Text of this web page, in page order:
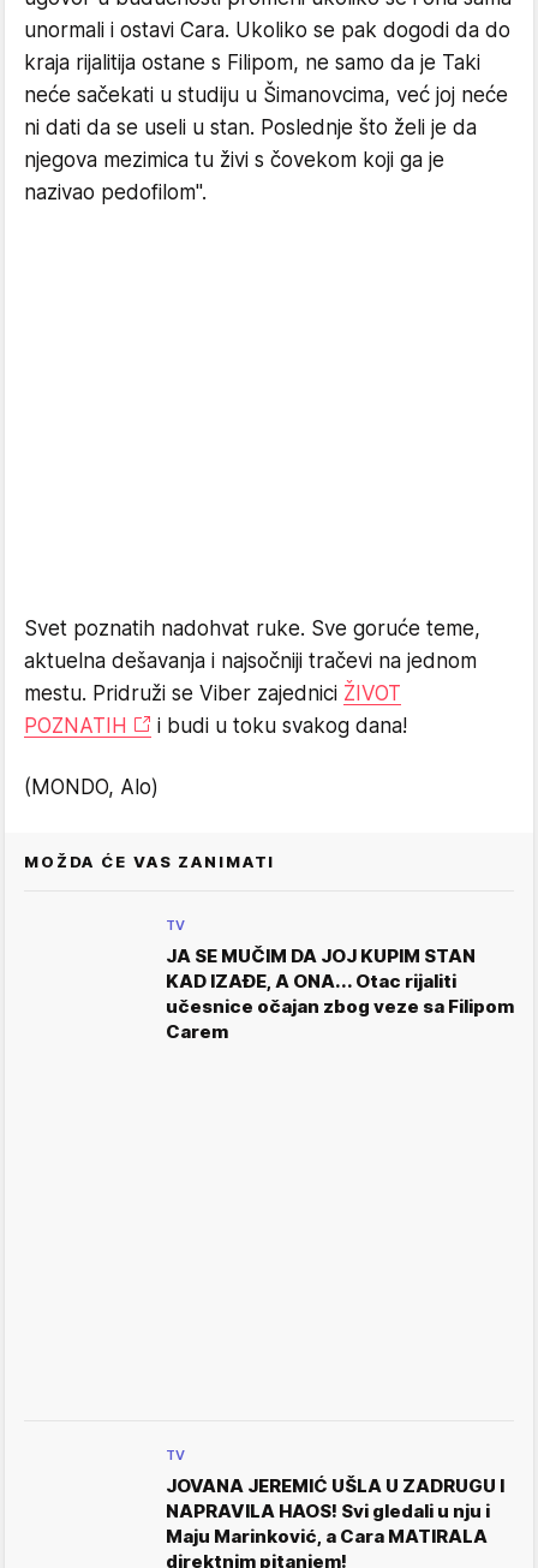
unormali i ostavi Cara. Ukoliko se pak dogodi da do
kraja rijalitija ostane s Filipom, ne samo da je Taki
neće sačekati u studiju u Šimanovcima, već joj neće
ni dati da se useli u stan. Poslednje što želi je da
njegova mezimica tu živi s čovekom koji ga je
nazivao pedofilom".
Svet poznatih nadohvat ruke. Sve goruće teme,
aktuelna dešavanja i najsočniji tračevi na jednom
mestu. Pridruži se Viber zajednici ŽIVOT
POZNATIH
i budi u toku svakog dana!
(MONDO, Alo)
MOŽDA ĆE VAS ZANIMATI
TV
JA SE MUČIM DA JOJ KUPIM STAN
KAD IZAĐE, A ONA... Otac rijaliti
učesnice očajan zbog veze sa Filipom
Carem
TV
JOVANA JEREMIĆ UŠLA U ZADRUGU I
NAPRAVILA HAOS! Svi gledali u nju i
Maju Marinković, a Cara MATIRALA
direktnim pitanjem!